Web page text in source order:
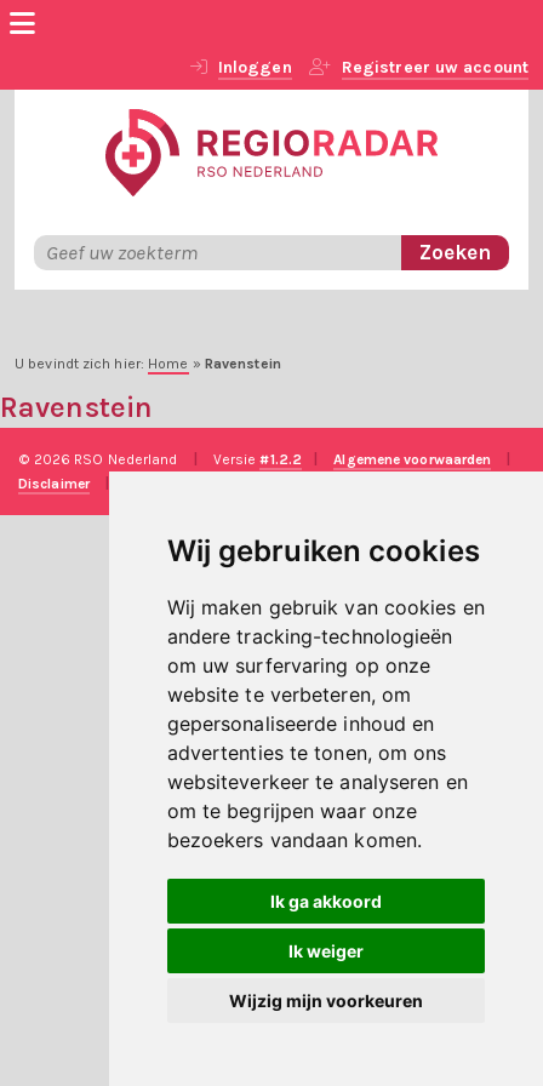
Wij gebruiken cookies
Wij maken gebruik van cookies en
andere tracking-technologieën
om uw surfervaring op onze
website te verbeteren, om
gepersonaliseerde inhoud en
advertenties te tonen, om ons
websiteverkeer te analyseren en
om te begrijpen waar onze
bezoekers vandaan komen.
Ik ga akkoord
Ik weiger
Wijzig mijn voorkeuren
Inloggen Registreer uw account
U bevindt zich hier: Home » Ravenstein
Ravenstein
© 2026 RSO Nederland Versie#1.2.2 Algemene voorwaarden
Disclaimer